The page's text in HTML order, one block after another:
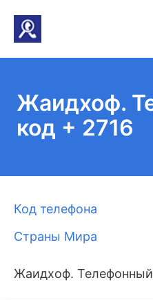
Жаидхоф.
код + 2716
Код телефона
Страны Мира
Жаидхоф.